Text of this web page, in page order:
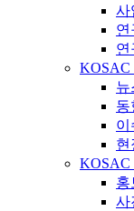
사
연
연
KOSAC
뉴
동
이
현
KOSAC
홍
사